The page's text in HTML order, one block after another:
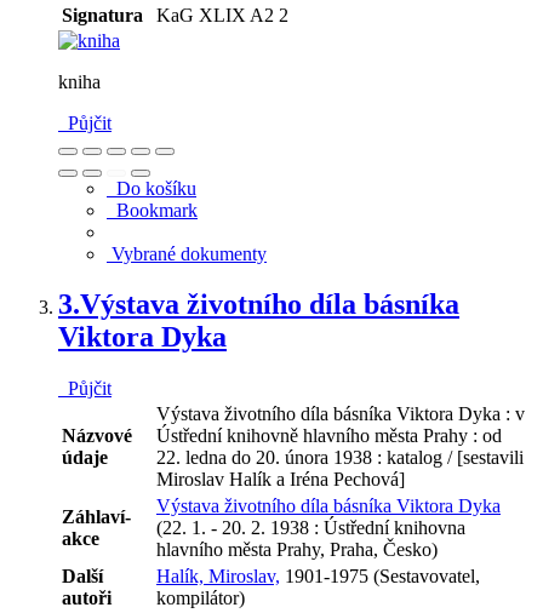
Signatura
KaG XLIX A2 2
kniha
Půjčit
Do košíku
Bookmark
Vybrané dokumenty
3.Výstava životního díla básníka
Viktora Dyka
Půjčit
Názvové
údaje
Výstava životního díla básníka Viktora Dyka : v
Ústřední knihovně hlavního města Prahy : od
22. ledna do 20. února 1938 : katalog / [sestavili
Miroslav Halík a Iréna Pechová]
Záhlaví-
akce
Výstava životního díla básníka Viktora Dyka
(22. 1. - 20. 2. 1938 : Ústřední knihovna
hlavního města Prahy, Praha, Česko)
Další
autoři
Halík, Miroslav, 1901-1975 (Sestavovatel,
kompilátor)